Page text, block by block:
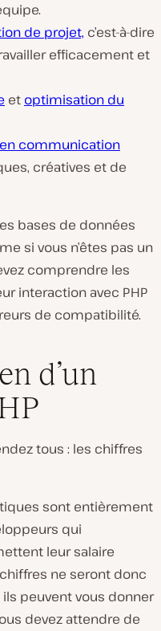
de projet, c’est-à-dire
efficacement et
et optimisation du
communication
créatives et de
bases de données
si vous n’êtes pas un
comprendre les
interaction avec PHP
de compatibilité.
d’un
tous : les chiffres
sont entièrement
qui
leur salaire
ne seront donc
peuvent vous donner
devez attendre de